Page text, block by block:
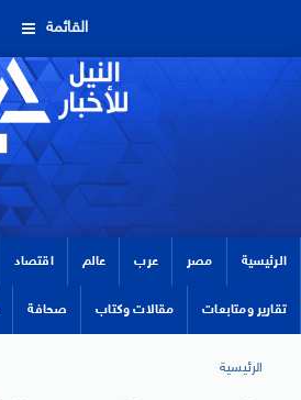
القائمة
الرئيسية مصر عرب عالم اقتصاد
تقارير ومتابعات مقالات وكتاب صحافة
الرئيسية